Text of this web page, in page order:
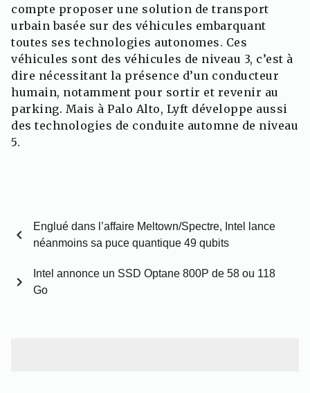
compte proposer une solution de transport
urbain basée sur des véhicules embarquant
toutes ses technologies autonomes. Ces
véhicules sont des véhicules de niveau 3, c’est à
dire nécessitant la présence d’un conducteur
humain, notamment pour sortir et revenir au
parking. Mais à Palo Alto, Lyft développe aussi
des technologies de conduite automne de niveau
5.
chevron_left
Englué dans l’affaire Meltown/Spectre, Intel lance
néanmoins sa puce quantique 49 qubits
Intel annonce un SSD Optane 800P de 58 ou 118
Go
chevron_right